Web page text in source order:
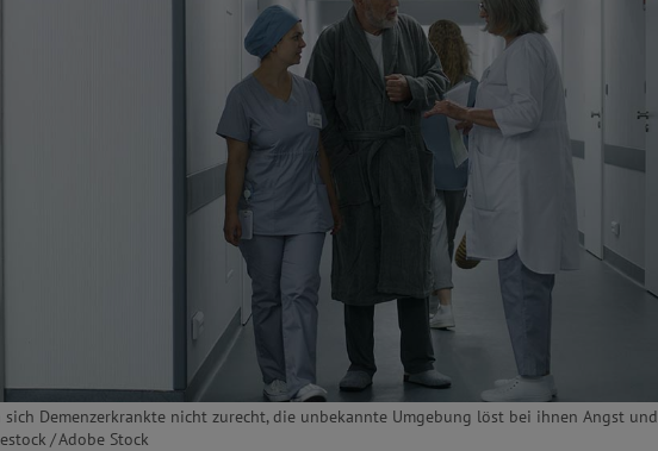
Demenzerkrankte nicht zurecht, die unbekannte Umgebung löst bei ihnen Angst und
/ Adobe Stock